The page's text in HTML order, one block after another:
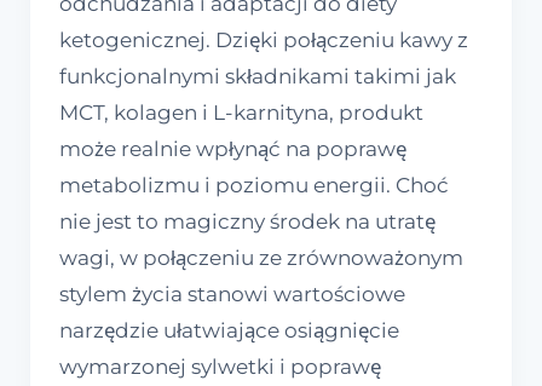
ketogenicznej. Dzięki połączeniu kawy z
funkcjonalnymi składnikami takimi jak
MCT, kolagen i L-karnityna, produkt
może realnie wpłynąć na poprawę
metabolizmu i poziomu energii. Choć
nie jest to magiczny środek na utratę
wagi, w połączeniu ze zrównoważonym
stylem życia stanowi wartościowe
narzędzie ułatwiające osiągnięcie
wymarzonej sylwetki i poprawę